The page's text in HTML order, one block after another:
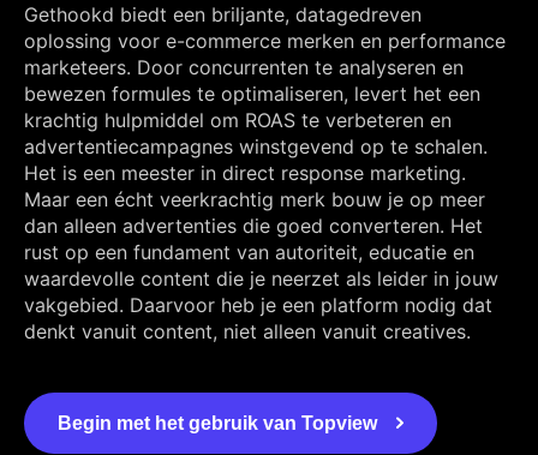
Gethookd biedt een briljante, datagedreven
oplossing voor e-commerce merken en performance
marketeers. Door concurrenten te analyseren en
bewezen formules te optimaliseren, levert het een
krachtig hulpmiddel om ROAS te verbeteren en
advertentiecampagnes winstgevend op te schalen.
Het is een meester in direct response marketing.
Maar een écht veerkrachtig merk bouw je op meer
dan alleen advertenties die goed converteren. Het
rust op een fundament van autoriteit, educatie en
waardevolle content die je neerzet als leider in jouw
vakgebied. Daarvoor heb je een platform nodig dat
denkt vanuit content, niet alleen vanuit creatives.
Begin met het gebruik van Topview